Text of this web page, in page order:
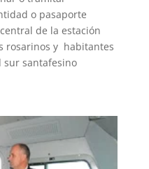
o pasaporte
de la estación
rosarinos y habitantes
sur santafesino